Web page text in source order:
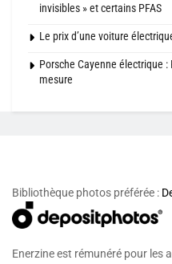
invisibles » et certains PFAS
Le prix d’une voiture
Porsche Cayenne électrique
mesure
Bibliothèque photos préférée :
Enerzine est rémunéré pour les